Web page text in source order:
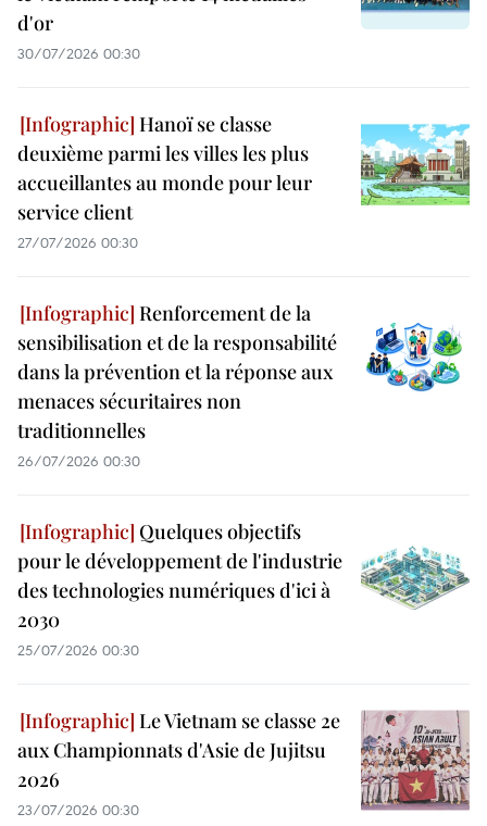
d'or
30/07/2026 00:30
Hanoï se classe
deuxième parmi les villes les plus
accueillantes au monde pour leur
service client
27/07/2026 00:30
Renforcement de la
sensibilisation et de la responsabilité
dans la prévention et la réponse aux
menaces sécuritaires non
traditionnelles
26/07/2026 00:30
Quelques objectifs
pour le développement de l'industrie
des technologies numériques d'ici à
2030
25/07/2026 00:30
Le Vietnam se classe 2e
aux Championnats d'Asie de Jujitsu
2026
23/07/2026 00:30